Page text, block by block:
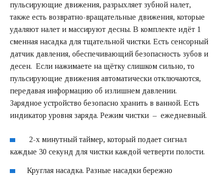
пульсирующие движения, разрыхляет зубной налет,
также есть возвратно-вращательные движения, которые
удаляют налет и массируют десны. В комплекте идёт 1
сменная насадка для тщательной чистки. Есть сенсорный
датчик давления, обеспечивающий безопасность зубов и
десен. Если нажимаете на щётку слишком сильно, то
пульсирующие движения автоматически отключаются,
передавая информацию об излишнем давлении.
Зарядное устройство безопасно хранить в ванной. Есть
индикатор уровня заряда. Режим чистки – ежедневный.
2-х минутный таймер, который подает сигнал
каждые 30 секунд для чистки каждой четверти полости.
Круглая насадка. Разные насадки бережно